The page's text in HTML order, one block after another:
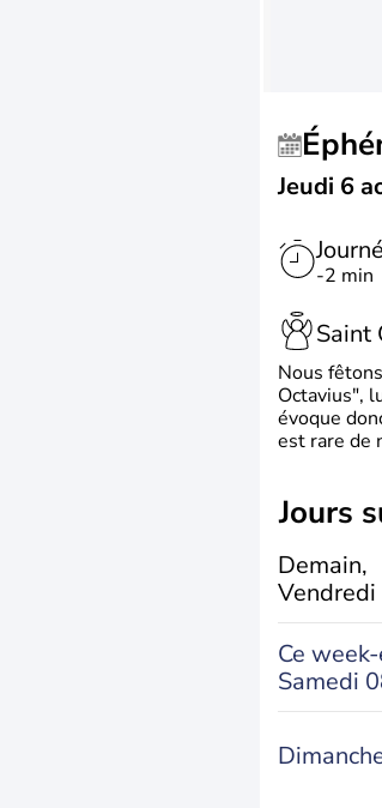
Jeudi 6
-2 min
Saint
Nous
Octavius",
évoque
est rare de
jours
Demain,
Vendredi
Ce
Samedi